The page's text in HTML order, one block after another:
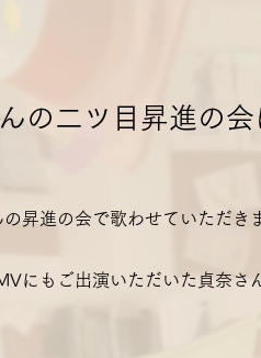
の二ツ目昇進の会
昇進の会で歌わせていただき
にもご出演いただいた貞奈さ